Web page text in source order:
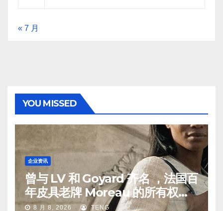
« 7 月
YOU MISSED
企业资讯
曾与 LV 和 Goyard 齐名 ，法国百
年皮具老牌 Moreau 的所有权易
手8 月 8, 2026 TENG